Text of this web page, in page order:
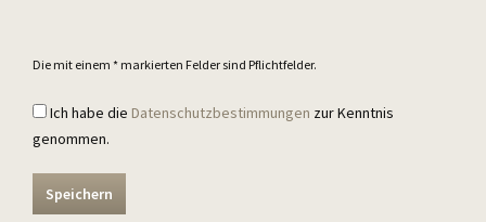
Die mit einem * markierten Felder sind Pflichtfelder.
Ich habe die Datenschutzbestimmungen zur Kenntnis
genommen.
Speichern